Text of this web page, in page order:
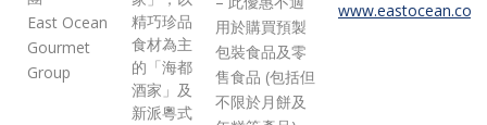
East Ocean
Gourmet
Group
精巧珍品
食材為主
的「海都
酒家」及
新派粵式
用於購買預製
包裝食品及零
售食品 (包括但
不限於月餅及